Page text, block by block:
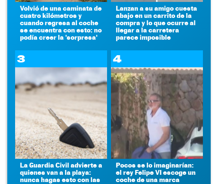
Volvió de una caminata de
cuatro kilómetros y
cuando regresa al coche
se encuentra con esto: no
podía creer la 'sorpresa'
Lanzan a su amigo cuesta
abajo en un carrito de la
compra y lo que ocurre al
llegar a la carretera
parece imposible
3
La Guardia Civil advierte a
quienes van a la playa:
nunca hagas esto con las
4
Pocos se lo imaginarían:
el rey Felipe VI escoge un
coche de una marca